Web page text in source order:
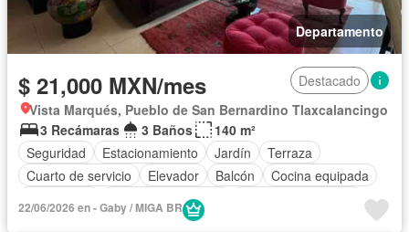
Departamento
$ 21,000 MXN/mes
Destacado
Vista Marqués, Pueblo de San Bernardino Tlaxcalancingo
3 Recámaras
3 Baños
140 m²
Seguridad
Estacionamiento Jardín
Terraza
Cuarto de servicio
Elevador Balcón
Cocina equipada
Cuarto de Limpieza
Completamente amueblado
22/06/2026 en - Gaby / MIGA BR